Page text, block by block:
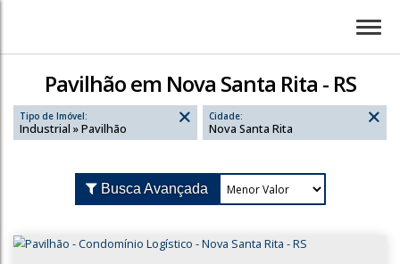
Pavilhão em Nova Santa Rita - RS
Tipo de Imóvel:
Industrial » Pavilhão
Cidade:
Nova Santa Rita
Busca Avançada